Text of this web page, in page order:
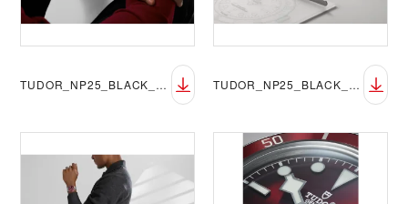
TUDOR_NP25_BLACK_BAY_58_LIFESTYLE-7 TUDOR_NP25_BLACK_BAY_58_LIFESTYLE-8